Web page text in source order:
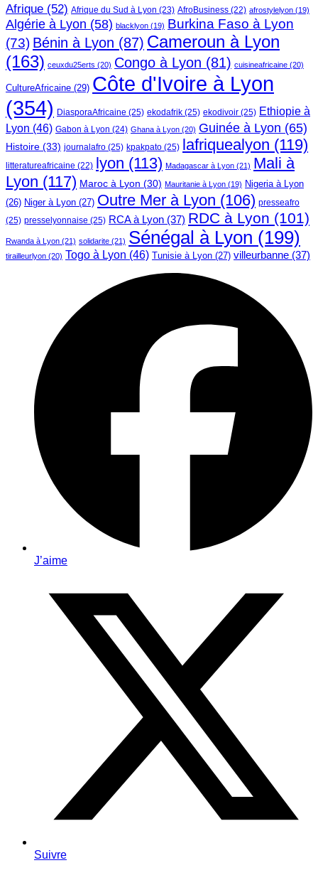
Afrique (52) Afrique du Sud à Lyon (23) AfroBusiness (22) afrostylelyon (19)
Algérie à Lyon (58) blacklyon (19) Burkina Faso à Lyon
(73) Bénin à Lyon (87) Cameroun à Lyon
(163) ceuxdu25erts (20) Congo à Lyon (81) cuisineafricaine (20)
CultureAfricaine (29) Côte d'Ivoire à Lyon
(354) DiasporaAfricaine (25) ekodafrik (25) ekodivoir (25) Ethiopie à
Lyon (46) Gabon à Lyon (24) Ghana à Lyon (20) Guinée à Lyon (65)
Histoire (33) journalafro (25) kpakpato (25) lafriquealyon (119)
litteratureafricaine (22) lyon (113) Madagascar à Lyon (21) Mali à
Lyon (117) Maroc à Lyon (30) Mauritanie à Lyon (19) Nigeria à Lyon
(26) Niger à Lyon (27) Outre Mer à Lyon (106) presseafro
(25) presselyonnaise (25) RCA à Lyon (37) RDC à Lyon (101)
Rwanda à Lyon (21) solidarite (21) Sénégal à Lyon (199)
tirailleurlyon (20) Togo à Lyon (46) Tunisie à Lyon (27) villeurbanne (37)
J’aime
Suivre